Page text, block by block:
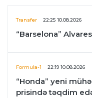
Transfer 22:25 10.08.2026
“Barselona”
Formula-1 22:19 10.08.2026
“Honda” yeni
prisində təqdim